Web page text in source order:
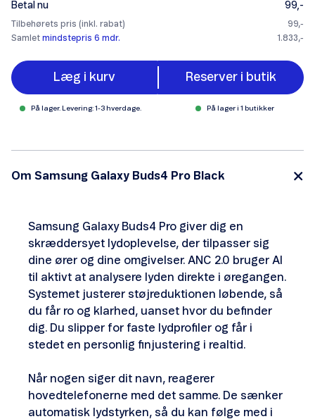
Betal nu 99,-
Tilbehørets pris (inkl. rabat)
99,-
Samlet mindstepris 6 mdr. 1.833,-
Læg i kurv Reserver i butik
På lager. Levering: 1-3 hverdage. På lager i 1 butikker
Om Samsung Galaxy Buds4 Pro Black
Samsung Galaxy Buds4 Pro giver dig en
skræddersyet lydoplevelse, der tilpasser sig
dine ører og dine omgivelser. ANC 2.0 bruger AI
til aktivt at analysere lyden direkte i øregangen.
Systemet justerer støjreduktionen løbende, så
du får ro og klarhed, uanset hvor du befinder
dig. Du slipper for faste lydprofiler og får i
stedet en personlig finjustering i realtid.
Når nogen siger dit navn, reagerer
hovedtelefonerne med det samme. De sænker
automatisk lydstyrken, så du kan følge med i